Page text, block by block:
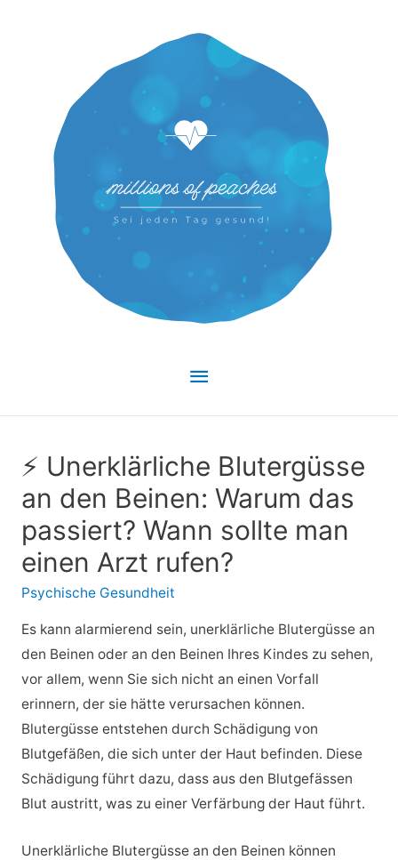
Hauptmenü
⚡ Unerklärliche Blutergüsse
an den Beinen: Warum das
passiert? Wann sollte man
einen Arzt rufen?
Psychische Gesundheit
Es kann alarmierend sein, unerklärliche Blutergüsse an
den Beinen oder an den Beinen Ihres Kindes zu sehen,
vor allem, wenn Sie sich nicht an einen Vorfall
erinnern, der sie hätte verursachen können.
Blutergüsse entstehen durch Schädigung von
Blutgefäßen, die sich unter der Haut befinden. Diese
Schädigung führt dazu, dass aus den Blutgefässen
Blut austritt, was zu einer Verfärbung der Haut führt.
Unerklärliche Blutergüsse an den Beinen können